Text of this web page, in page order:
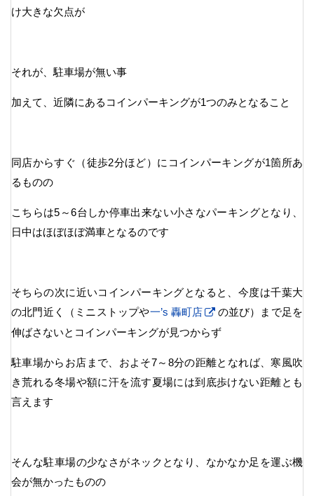
け大きな欠点が
それが、駐車場が無い事
加えて、近隣にあるコインパーキングが1つのみとなること
同店からすぐ（徒歩2分ほど）にコインパーキングが1箇所あ
るものの
こちらは5～6台しか停車出来ない小さなパーキングとなり、
日中はほぼほぼ満車となるのです
そちらの次に近いコインパーキングとなると、今度は千葉大
の北門近く（ミニストップや一’s 轟町店
の並び）まで足を
伸ばさないとコインパーキングが見つからず
駐車場からお店まで、およそ7～8分の距離となれば、寒風吹
き荒れる冬場や額に汗を流す夏場には到底歩けない距離とも
言えます
そんな駐車場の少なさがネックとなり、なかなか足を運ぶ機
会が無かったものの